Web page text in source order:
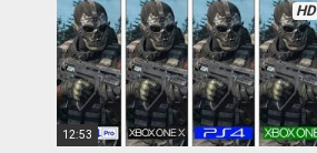
HD
12:53